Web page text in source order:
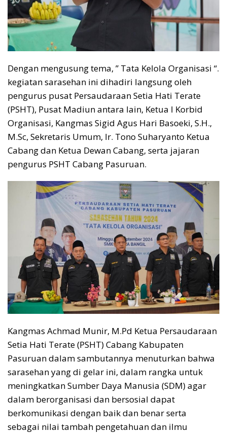
Dengan mengusung tema, ” Tata Kelola Organisasi “.
kegiatan sarasehan ini dihadiri langsung oleh
pengurus pusat Persaudaraan Setia Hati Terate
(PSHT), Pusat Madiun antara lain, Ketua I Korbid
Organisasi, Kangmas Sigid Agus Hari Basoeki, S.H.,
M.Sc, Sekretaris Umum, Ir. Tono Suharyanto Ketua
Cabang dan Ketua Dewan Cabang, serta jajaran
pengurus PSHT Cabang Pasuruan.
Kangmas Achmad Munir, M.Pd Ketua Persaudaraan
Setia Hati Terate (PSHT) Cabang Kabupaten
Pasuruan dalam sambutannya menuturkan bahwa
sarasehan yang di gelar ini, dalam rangka untuk
meningkatkan Sumber Daya Manusia (SDM) agar
dalam berorganisasi dan bersosial dapat
berkomunikasi dengan baik dan benar serta
sebagai nilai tambah pengetahuan dan ilmu